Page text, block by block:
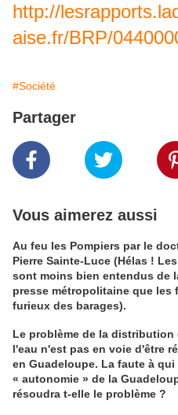
http://
aise.fr/BRP/
#Société
Partager
Vous aimerez aussi
Au feu les Pompiers par le
Pierre Sainte-Luce (Hélas !
sont moins bien entendus de
presse métropolitaine que les
furieux des barages).
Le problème de la distribution
l'eau n'est pas en voie d'être
en Guadeloupe. La faute à qui
« autonomie » de la
résoudra t-elle le problème ?